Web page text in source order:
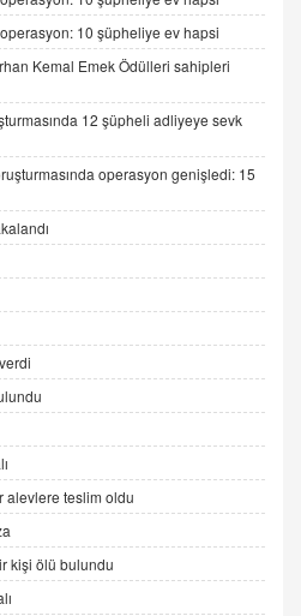
Hangi Önlemler Alınmalı?
Yüzüne Vurulan Şamar:
Ne? "Beraber Yürüyoruz"
operasyon: 10 şüpheliye ev hapsi
Kemal Emek Ödülleri sahipleri
12 şüpheli adliyeye sevk
operasyon genişledi: 15
alevlere teslim oldu
kişi ölü bulundu